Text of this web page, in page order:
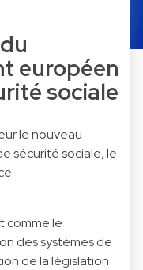
européen
sociale
le nouveau
sécurité sociale, le
comme le
des systèmes de
de la législation